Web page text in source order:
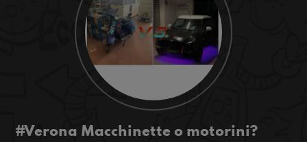
#Verona Macchinette o motorini?